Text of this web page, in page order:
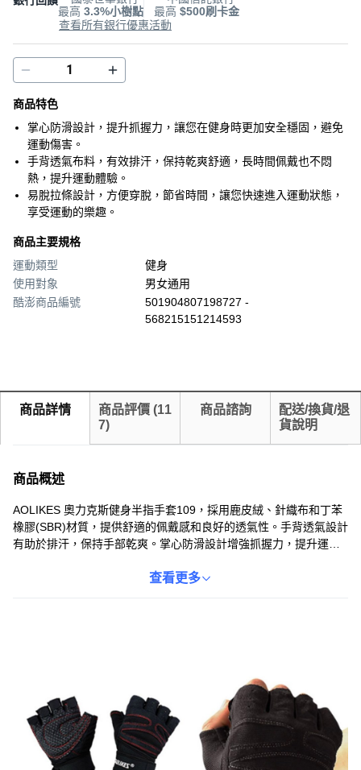
最高 3.3%小樹點
最高 $500刷卡金
查看所有銀行優惠活動
商品特色
掌心防滑設計，提升抓握力，讓您在健身時更加安全穩固，避免
運動傷害。
手背透氣布料，有效排汗，保持乾爽舒適，長時間佩戴也不悶
熱，提升運動體驗。
易脫拉條設計，方便穿脫，節省時間，讓您快速進入運動狀態，
享受運動的樂趣。
商品主要規格
運動類型
健身
使用對象
男女通用
酷澎商品編號
501904807198727 -
568215151214593
商品詳情 商品評價 (11
7)
商品諮詢
配送/換貨/退
貨說明
商品概述
AOLIKES 奧力克斯健身半指手套109，採用鹿皮絨、針織布和丁苯
橡膠(SBR)材質，提供舒適的佩戴感和良好的透氣性。手背透氣設計
有助於排汗，保持手部乾爽。掌心防滑設計增強抓握力，提升運動
好者，提供可靠的保護和舒適的運動體驗。
查看更多